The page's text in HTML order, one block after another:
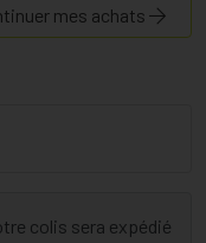
mes achats
colis sera expédié